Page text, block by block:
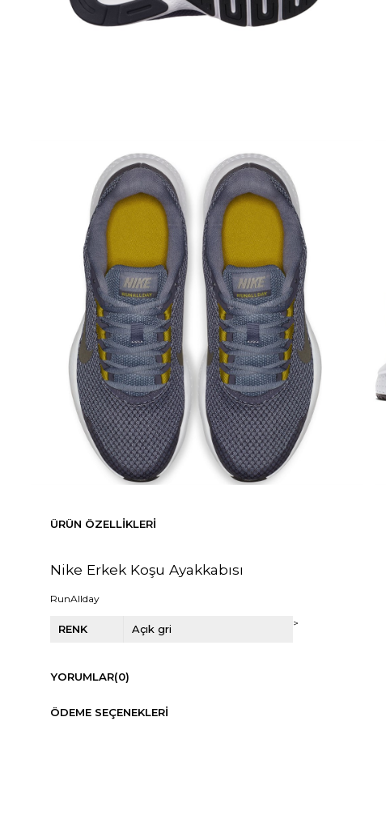
ÜRÜN ÖZELLIKLERI
Nike Erkek Koşu Ayakkabısı
RunAllday
>
RENK Açık gri
YORUMLAR(0)
ÖDEME SEÇENEKLERI